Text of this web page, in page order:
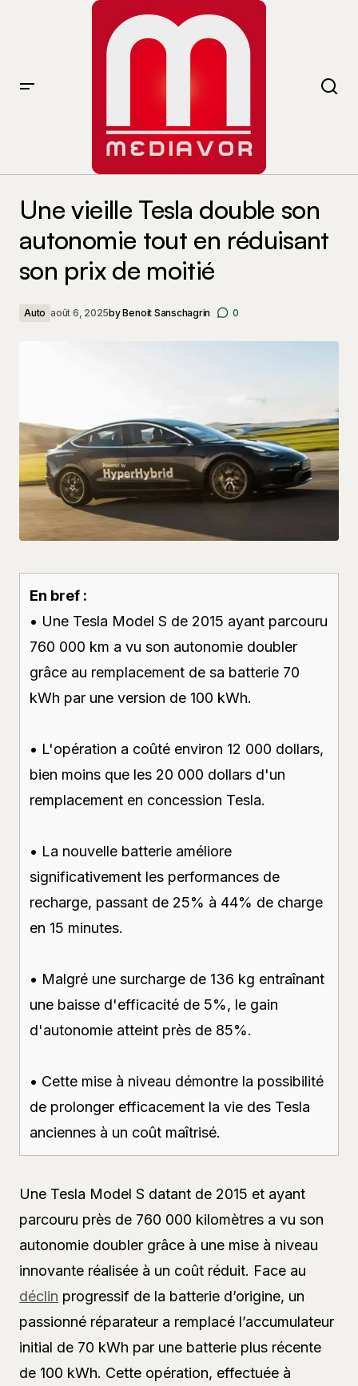
Une vieille Tesla double son
autonomie tout en réduisant
son prix de moitié
Auto août 6, 2025byBenoit Sanschagrin 0
En bref :
• Une Tesla Model S de 2015 ayant parcouru
760 000 km a vu son autonomie doubler
grâce au remplacement de sa batterie 70
kWh par une version de 100 kWh.
• L'opération a coûté environ 12 000 dollars,
bien moins que les 20 000 dollars d'un
remplacement en concession Tesla.
• La nouvelle batterie améliore
significativement les performances de
recharge, passant de 25% à 44% de charge
en 15 minutes.
• Malgré une surcharge de 136 kg entraînant
une baisse d'efficacité de 5%, le gain
d'autonomie atteint près de 85%.
• Cette mise à niveau démontre la possibilité
de prolonger efficacement la vie des Tesla
anciennes à un coût maîtrisé.
Une Tesla Model S datant de 2015 et ayant
parcouru près de 760 000 kilomètres a vu son
autonomie doubler grâce à une mise à niveau
innovante réalisée à un coût réduit. Face au
déclin progressif de la batterie d’origine, un
passionné réparateur a remplacé l’accumulateur
initial de 70 kWh par une batterie plus récente
de 100 kWh. Cette opération, effectuée à